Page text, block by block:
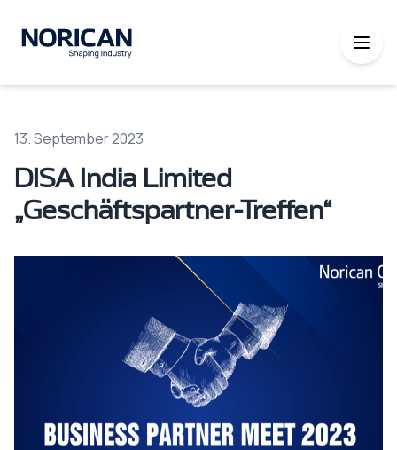
13. September 2023
DISA India Limited
„Geschäftspartner-Treffen“